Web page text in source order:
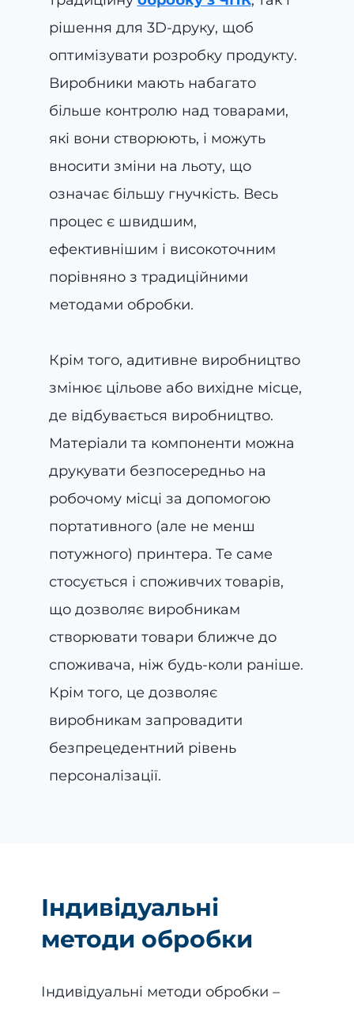
рішення для 3D-друку, щоб
оптимізувати розробку продукту.
Виробники мають набагато
більше контролю над товарами,
які вони створюють, і можуть
вносити зміни на льоту, що
означає більшу гнучкість. Весь
процес є швидшим,
ефективнішим і високоточним
порівняно з традиційними
методами обробки.
Крім того, адитивне виробництво
змінює цільове або вихідне місце,
де відбувається виробництво.
Матеріали та компоненти можна
друкувати безпосередньо на
робочому місці за допомогою
портативного (але не менш
потужного) принтера. Те саме
стосується і споживчих товарів,
що дозволяє виробникам
створювати товари ближче до
споживача, ніж будь-коли раніше.
Крім того, це дозволяє
виробникам запровадити
безпрецедентний рівень
персоналізації.
Індивідуальні
методи обробки
Індивідуальні методи обробки –